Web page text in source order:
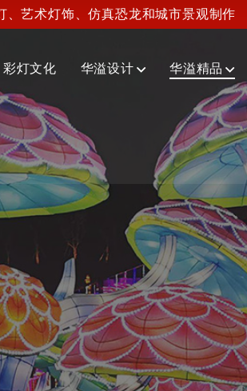
、艺术灯饰、仿真恐龙和城市景观制作
彩灯文化 华溢设计 华溢精品